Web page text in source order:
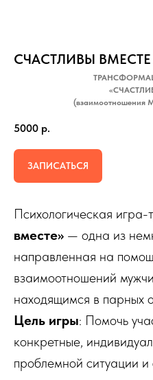
СЧАСТЛИВЫ ВМЕСТЕ
5000 р.
ЗАПИСАТЬСЯ
Психологическая игра-
вместе» — одна из
направленная на
взаимоотношений
находящимся в парных
Цель игры: Помочь
конкретные,
проблемной ситуации и